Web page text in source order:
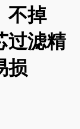
不掉
过滤精
损